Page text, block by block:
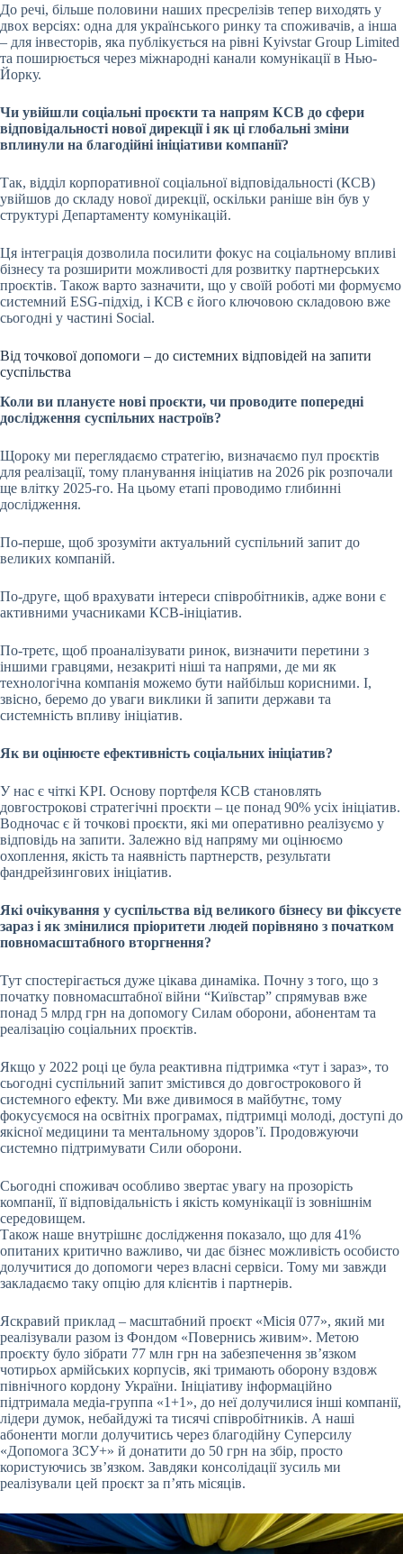
До речі, більше половини наших пресрелізів тепер виходять у
двох версіях: одна для українського ринку та споживачів, а інша
– для інвесторів, яка публікується на рівні Kyivstar Group Limited
та поширюється через міжнародні канали комунікації в Нью-
Йорку.
Чи увійшли соціальні проєкти та напрям КСВ до сфери
відповідальності нової дирекції і як ці глобальні зміни
вплинули на благодійні ініціативи компанії?
Так, відділ корпоративної соціальної відповідальності (КСВ)
увійшов до складу нової дирекції, оскільки раніше він був у
структурі Департаменту комунікацій.
Ця інтеграція дозволила посилити фокус на соціальному впливі
бізнесу та розширити можливості для розвитку партнерських
проєктів. Також варто зазначити, що у своїй роботі ми формуємо
системний ESG-підхід, і КСВ є його ключовою складовою вже
сьогодні у частині Social.
Від точкової допомоги – до системних відповідей на запити
суспільства
Коли ви плануєте нові проєкти, чи проводите попередні
дослідження суспільних настроїв?
Щороку ми переглядаємо стратегію, визначаємо пул проєктів
для реалізації, тому планування ініціатив на 2026 рік розпочали
ще влітку 2025-го. На цьому етапі проводимо глибинні
дослідження.
По-перше, щоб зрозуміти актуальний суспільний запит до
великих компаній.
По-друге, щоб врахувати інтереси співробітників, адже вони є
активними учасниками КСВ-ініціатив.
По-третє, щоб проаналізувати ринок, визначити перетини з
іншими гравцями, незакриті ніші та напрями, де ми як
технологічна компанія можемо бути найбільш корисними. І,
звісно, беремо до уваги виклики й запити держави та
системність впливу ініціатив.
Як ви оцінюєте ефективність соціальних ініціатив?
У нас є чіткі KPI. Основу портфеля КСВ становлять
довгострокові стратегічні проєкти – це понад 90% усіх ініціатив.
Водночас є й точкові проєкти, які ми оперативно реалізуємо у
відповідь на запити. Залежно від напряму ми оцінюємо
охоплення, якість та наявність партнерств, результати
фандрейзингових ініціатив.
Які очікування у суспільства від великого бізнесу ви фіксуєте
зараз і як змінилися пріоритети людей порівняно з початком
повномасштабного вторгнення?
Тут спостерігається дуже цікава динаміка. Почну з того, що з
початку повномасштабної війни “Київстар” спрямував вже
понад 5 млрд грн на допомогу Силам оборони, абонентам та
реалізацію соціальних проєктів.
Якщо у 2022 році це була реактивна підтримка «тут і зараз», то
сьогодні суспільний запит змістився до довгострокового й
системного ефекту. Ми вже дивимося в майбутнє, тому
фокусуємося на освітніх програмах, підтримці молоді, доступі до
якісної медицини та ментальному здоров’ї. Продовжуючи
системно підтримувати Сили оборони.
Сьогодні споживач особливо звертає увагу на прозорість
компанії, її відповідальність і якість комунікації із зовнішнім
середовищем.
Також наше внутрішнє дослідження показало, що для 41%
опитаних критично важливо, чи дає бізнес можливість особисто
долучитися до допомоги через власні сервіси. Тому ми завжди
закладаємо таку опцію для клієнтів і партнерів.
Яскравий приклад – масштабний проєкт «Місія 077», який ми
реалізували разом із Фондом «Повернись живим». Метою
проєкту було зібрати 77 млн грн на забезпечення зв’язком
чотирьох армійських корпусів, які тримають оборону вздовж
північного кордону України. Ініціативу інформаційно
підтримала медіа-группа «1+1», до неї долучилися інші компанії,
лідери думок, небайдужі та тисячі співробітників. А наші
абоненти могли долучитись через благодійну Суперсилу
«Допомога ЗСУ+» й донатити до 50 грн на збір, просто
користуючись зв’язком. Завдяки консолідації зусиль ми
реалізували цей проєкт за п’ять місяців.